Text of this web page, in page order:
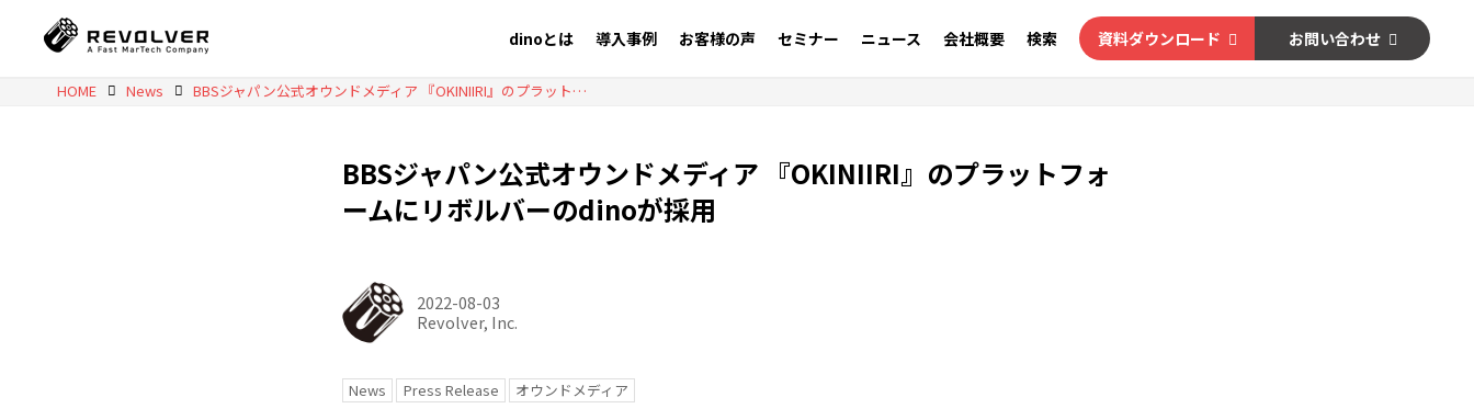
dinoとは 導入事例 お客様の声 セミナー ニュース 会社概要 検索 資料ダウンロード お問い合わせ
HOME News BBSジャパン公式オウンドメディア 『OKINIIRI』のプラットフォームにリボルバーのdinoが採用
BBSジャパン公式オウンドメディア 『OKINIIRI』のプラットフォ
ームにリボルバーのdinoが採用
2022-08-03
Revolver, Inc.
News Press Release オウンドメディア